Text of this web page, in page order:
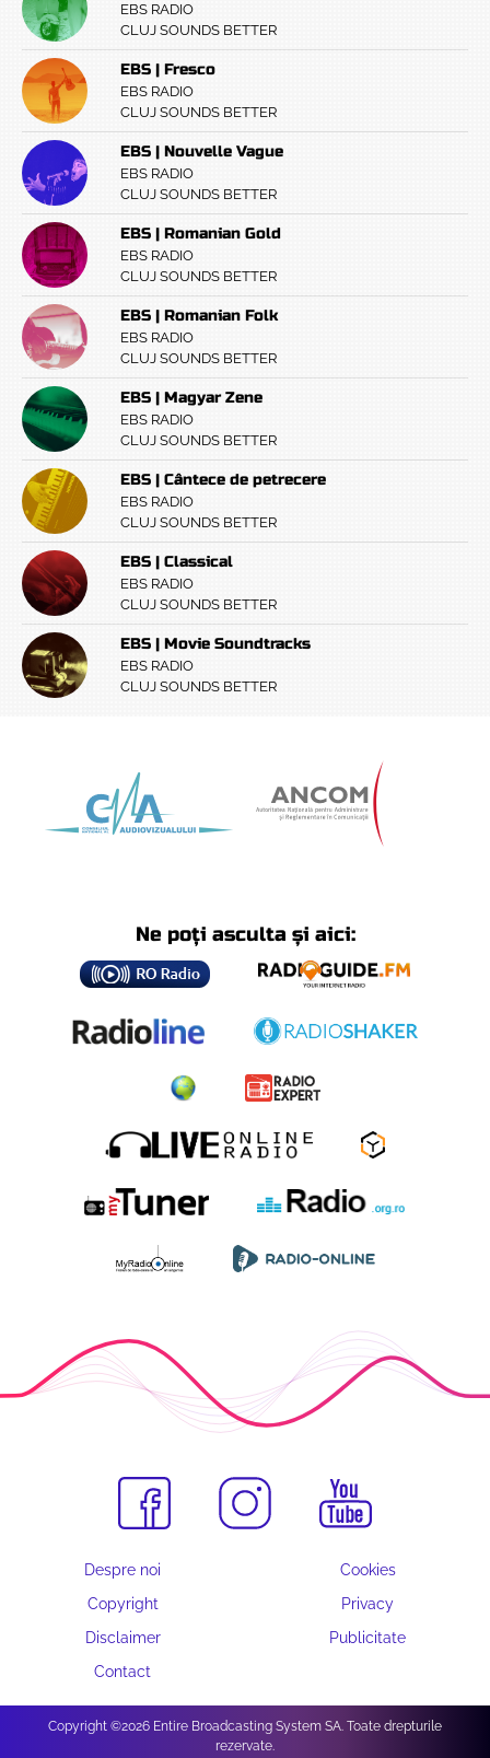
EBS RADIO
CLUJ SOUNDS BETTER
EBS | Fresco
EBS RADIO
CLUJ SOUNDS BETTER
EBS | Nouvelle Vague
EBS RADIO
CLUJ SOUNDS BETTER
EBS | Romanian Gold
EBS RADIO
CLUJ SOUNDS BETTER
EBS | Romanian Folk
EBS RADIO
CLUJ SOUNDS BETTER
EBS | Magyar Zene
EBS RADIO
CLUJ SOUNDS BETTER
EBS | Cântece de petrecere
EBS RADIO
CLUJ SOUNDS BETTER
EBS | Classical
EBS RADIO
CLUJ SOUNDS BETTER
EBS | Movie Soundtracks
EBS RADIO
CLUJ SOUNDS BETTER
Ne poți asculta și aici:
Despre noi
Cookies
Copyright
Privacy
Disclaimer
Publicitate
Contact
Copyright ©2026 Entire Broadcasting System SA. Toate drepturile
rezervate.